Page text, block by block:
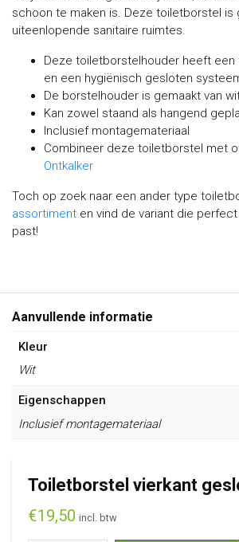
schoon te maken is. Deze toiletborstel is
uiteenlopende sanitaire ruimtes.
Deze toiletborstelhouder heeft een
en een hygiënisch gesloten
De borstelhouder is gemaakt van
Kan zowel staand als hangend
Inclusief montagemateriaal
Combineer deze toiletborstel met
Ontkalker
Toch op zoek naar een ander type
assortiment en vind de variant die
past!
Aanvullende informatie
Kleur
Wit
Eigenschappen
Inclusief montagemateriaal
Toiletborstel vierkant
€19,50 incl. btw